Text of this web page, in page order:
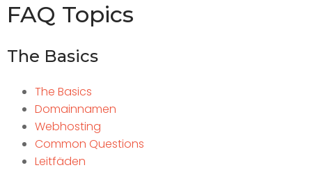
FAQ Topics
The Basics
The Basics
Domainnamen
Webhosting
Common Questions
Leitfäden